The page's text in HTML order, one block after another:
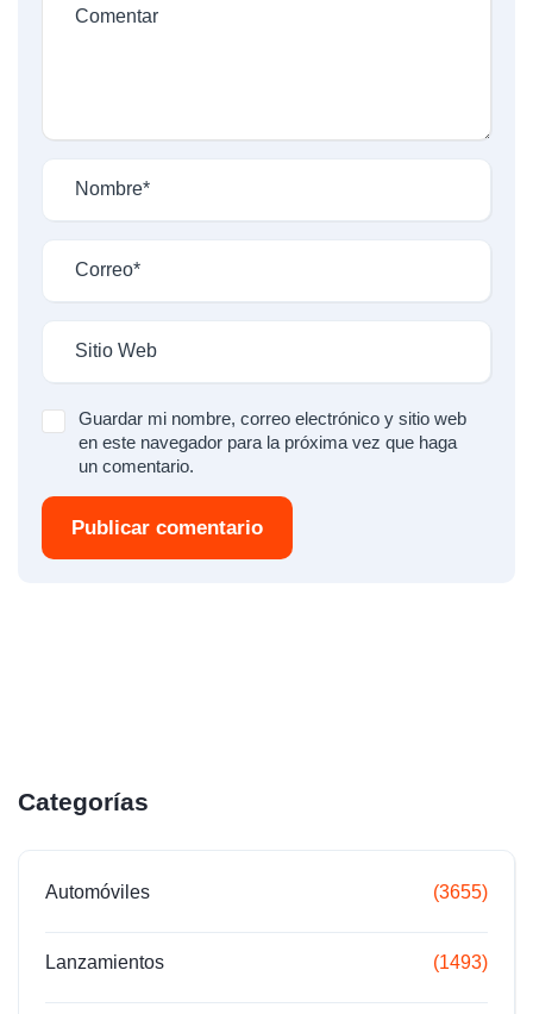
Guardar mi nombre, correo electrónico y sitio web
en este navegador para la próxima vez que haga
un comentario.
Publicar comentario
Categorías
Automóviles (3655)
Lanzamientos (1493)